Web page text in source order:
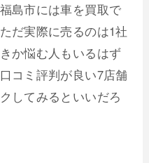
島市には車を買取で
だ実際に売るのは1社
か悩む人もいるはず
コミ評判が良い7店舗
してみるといいだろ